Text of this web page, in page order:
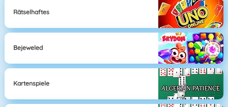
Rätselhaftes
Bejeweled
Kartenspiele